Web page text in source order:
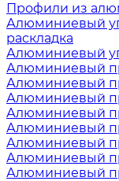
Профили из
Алюминиевый
раскладка
Алюминиевый
Алюминиевый
Алюминиевый
Алюминиевый
Алюминиевый
Алюминиевый
Алюминиевый
Алюминиевый
Алюминиевый